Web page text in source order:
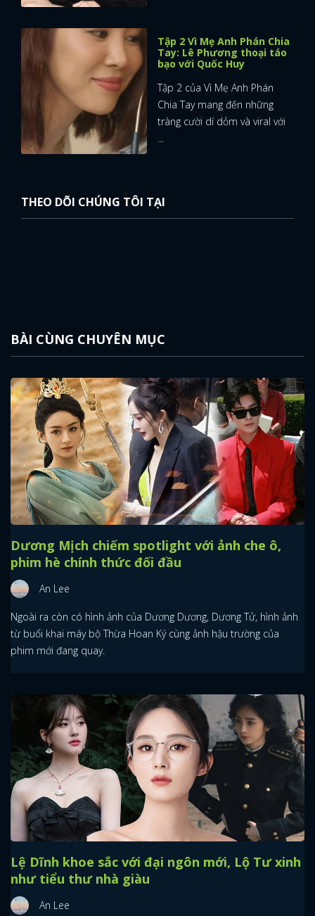
Tập 2 Vì Mẹ Anh Phán Chia
Tay: Lê Phương thoại táo
bạo với Quốc Huy
Tập 2 của Vì Mẹ Anh Phán
Chia Tay mang đến những
tràng cười dí dỏm và viral với
...
THEO DÕI CHÚNG TÔI TẠI
BÀI CÙNG CHUYÊN MỤC
Dương Mịch chiếm spotlight với ảnh che ô,
phim hè chính thức đối đầu
An Lee
Ngoài ra còn có hình ảnh của Dương Dương, Dương Tử, hình ảnh
từ buổi khai máy bộ Thừa Hoan Ký cùng ảnh hậu trường của
phim mới đang quay.
Lệ Dĩnh khoe sắc với đại ngôn mới, Lộ Tư xinh
như tiểu thư nhà giàu
An Lee